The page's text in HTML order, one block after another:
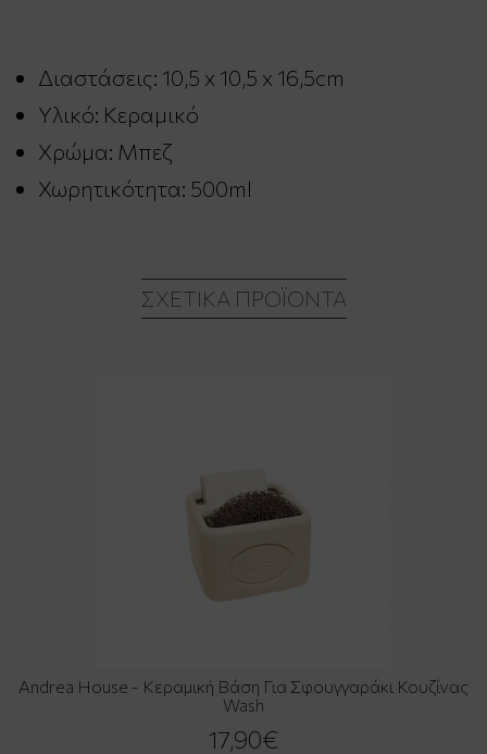
Διαστάσεις: 10,5 x 10,5 x 16,5cm
Υλικό: Κεραμικό
Χρώμα: Μπεζ
Χωρητικότητα: 500ml
ΣΧΕΤΙΚΆ ΠΡΟΪΌΝΤΑ
Andrea House - Κεραμική Βάση Για Σφουγγαράκι Κουζίνας
Wash
17,90€